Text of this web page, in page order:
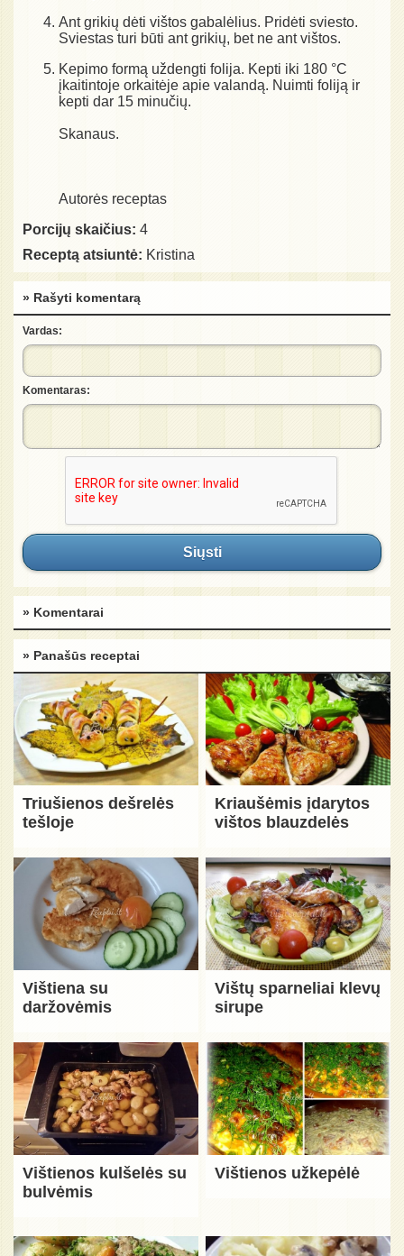
Ant grikių dėti vištos gabalėlius. Pridėti sviesto.
Sviestas turi būti ant grikių, bet ne ant vištos.
Kepimo formą uždengti folija. Kepti iki 180 °C
įkaitintoje orkaitėje apie valandą. Nuimti foliją ir
kepti dar 15 minučių.
Skanaus.
Autorės receptas
Porcijų skaičius: 4
Receptą atsiuntė: Kristina
» Rašyti komentarą
Vardas:
Komentaras:
Siųsti
» Komentarai
» Panašūs receptai
Triušienos dešrelės
tešloje
Kriaušėmis įdarytos
vištos blauzdelės
Vištiena su
daržovėmis
Vištų sparneliai klevų
sirupe
Vištienos kulšelės su
bulvėmis
Vištienos užkepėlė